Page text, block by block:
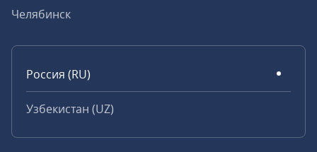
Челябинск
Россия (RU)
Узбекистан (UZ)